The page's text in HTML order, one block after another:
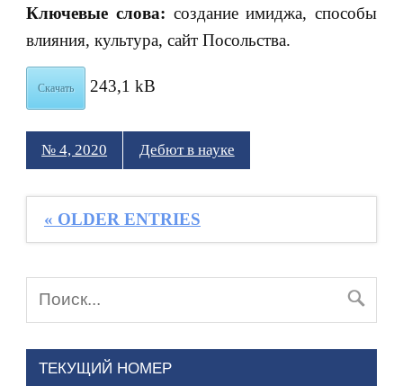
Ключевые слова: создание имиджа, способы
влияния, культура, сайт Посольства.
Скачать 243,1 kB
№ 4, 2020 Дебют в науке
« OLDER ENTRIES
ТЕКУЩИЙ НОМЕР